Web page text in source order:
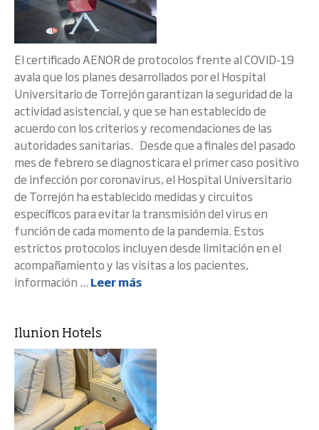
El certificado AENOR de protocolos frente al COVID-19
avala que los planes desarrollados por el Hospital
Universitario de Torrejón garantizan la seguridad de la
actividad asistencial, y que se han establecido de
acuerdo con los criterios y recomendaciones de las
autoridades sanitarias. Desde que a finales del pasado
mes de febrero se diagnosticara el primer caso positivo
de infección por coronavirus, el Hospital Universitario
de Torrejón ha establecido medidas y circuitos
específicos para evitar la transmisión del virus en
función de cada momento de la pandemia. Estos
estrictos protocolos incluyen desde limitación en el
acompañamiento y las visitas a los pacientes,
información ... Leer más
Ilunion Hotels